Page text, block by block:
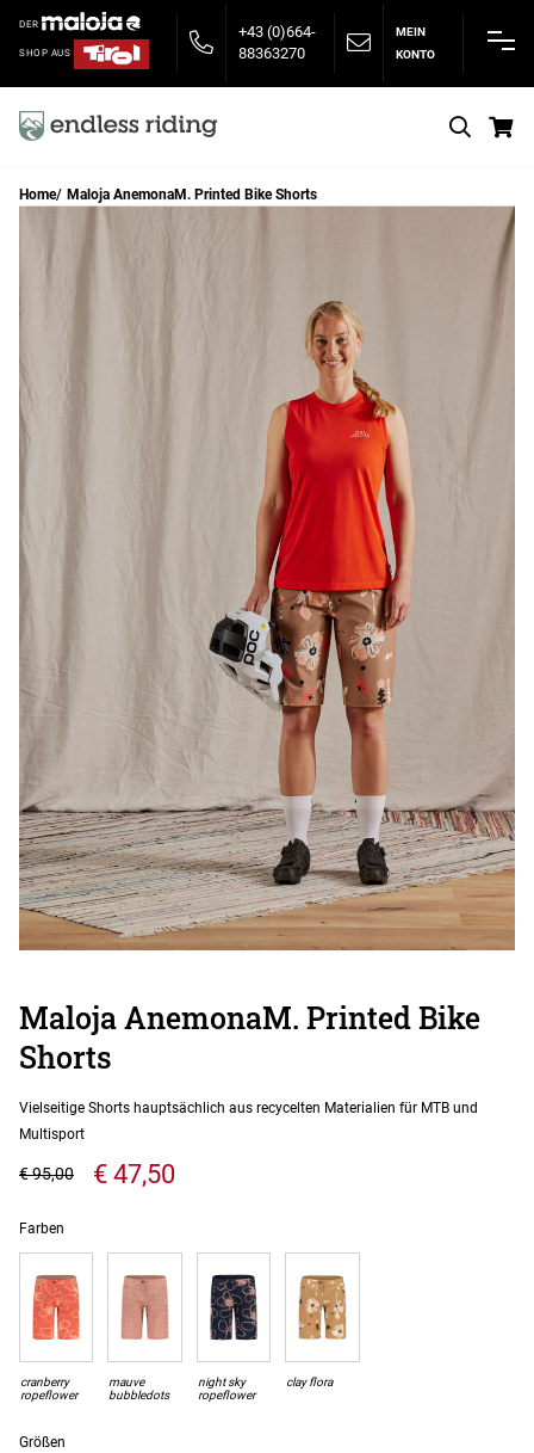
DER
SHOP AUS
+43 (0)664-
88363270
MEIN
KONTO
Home Maloja AnemonaM. Printed Bike Shorts
Maloja AnemonaM. Printed Bike
Shorts
Vielseitige Shorts hauptsächlich aus recycelten Materialien für MTB und
Multisport
€ 47,50
€ 95,00
Größen
Farben
cranberry
ropeflower
mauve
bubbledots
night sky
ropeflower
clay flora